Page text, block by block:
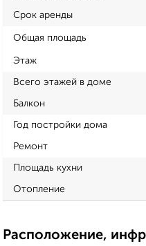
Срок аренды
Общая площадь
Этаж
Всего этажей в доме
Балкон
Год постройки дома
Ремонт
Площадь кухни
Отопление
Расположение,